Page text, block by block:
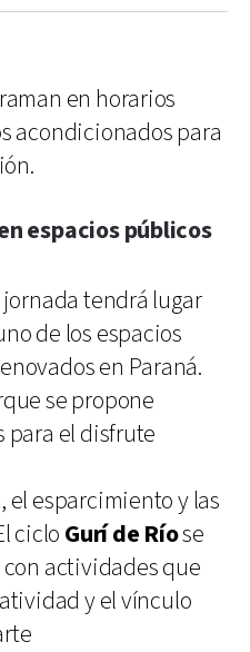
en horarios
acondicionados para
espacios públicos
tendrá lugar
de los espacios
en Paraná.
se propone
para el disfrute
el esparcimiento y las
ciclo Gurí de Ríose
actividades que
y el vínculo